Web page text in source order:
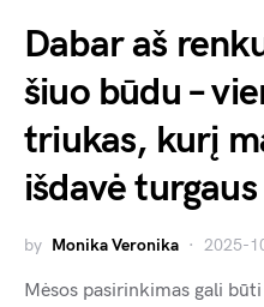
Dabar aš
šiuo būdu –
triukas, kurį
išdavė
by Monika Veronika 2025-
Mėsos pasirinkimas gali